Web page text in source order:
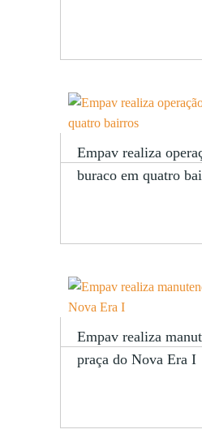
Empav realiza
buraco em quatro
Empav realiza
praça do Nova Era I